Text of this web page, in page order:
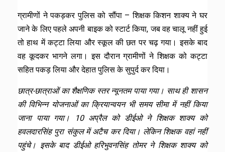
ग्रामीणों ने पकड़कर पुलिस को सौंपा – शिक्षक किशन शाक्य ने घर
जाने के लिए पहले अपनी बाइक को स्टार्ट किया, जब वह चालू नहीं हुई
तो हाथ में कट्टा लिया और स्कूल की छत पर चढ़ गया। इसके बाद
वह कूदकर भागने लगा।इस दौरान ग्रामीणों ने शिक्षक को कट्टा
सहित पकड़ लिया और देहात पुलिस के सुपुर्द कर दिया।
छात्र-छात्राओं का शैक्षणिक स्तर न्यूनतम पाया गया। साथ ही शासन
की विभिन्न योजनाओं का क्रियान्वयन भी समय सीमा में नहीं किया
जाना पाया गया। 10 अप्रैल को डीईओ ने शिक्षक शाक्य को
हवलदारसिंह पुरा संकुल में अटैच कर दिया। लेकिन शिक्षक वहां नहीं
पहुंचे। इसके बाद डीईओ हरिभुवनसिंह तोमर ने शिक्षक शाक्य को